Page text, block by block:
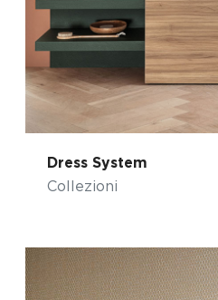
Dress System
Collezioni